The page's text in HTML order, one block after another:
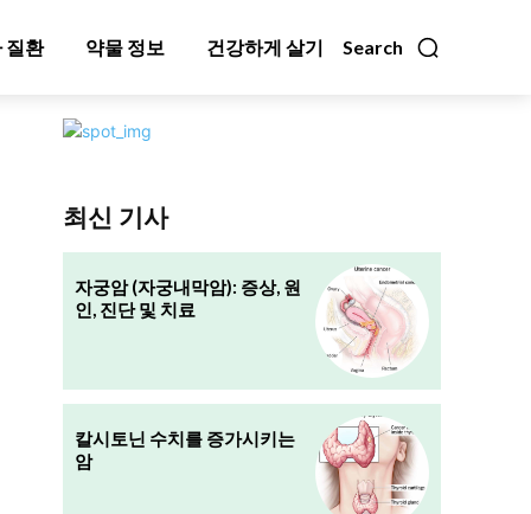
Search
질환 약물 정보 건강하게 살기
최신 기사
자궁암 (자궁내막암): 증상, 원
인, 진단 및 치료
칼시토닌 수치를 증가시키는
암